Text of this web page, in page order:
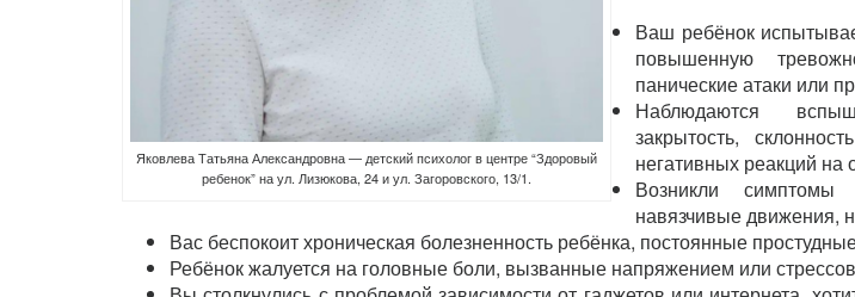
Яковлева Татьяна Александровна — детский психолог в центре “Здоровый
ребенок” на ул. Лизюкова, 24 и ул. Загоровского, 13/1.
Ваш ребёнок
повышенную
панические атаки или
Наблюдаются
закрытость,
негативных реакций
Возникли
навязчивые движения,
Вас беспокоит хроническая болезненность ребёнка, постоянные
Ребёнок жалуется на головные боли, вызванные напряжением или